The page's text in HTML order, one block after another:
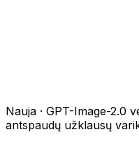
Nauja · GPT-Image-2.0
antspaudų užklausų